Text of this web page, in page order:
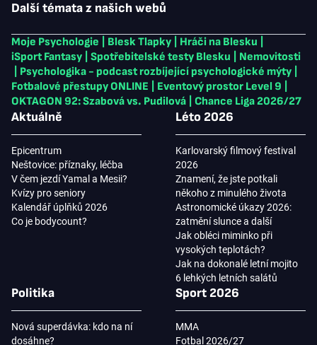
Další témata z našich webů
Moje Psychologie Blesk Tlapky Hráči na Blesku
iSport Fantasy
Spotřebitelské testy Blesku
Nemovitosti
Psychologika - podcast rozbíjející psychologické mýty
Fotbalové přestupy ONLINE
Eventový prostor Level 9
OKTAGON 92: Szabová vs. Pudilová
Chance Liga 2026/27
Aktuálně
Epicentrum
Neštovice: příznaky, léčba
V čem jezdí Yamal a Mesii?
Kvízy pro seniory
Kalendář úplňků 2026
Co je bodycount?
Léto 2026
Karlovarský filmový festival
2026
Znamení, že jste potkali
někoho z minulého života
Astronomické úkazy 2026:
zatmění slunce a další
Jak obléci miminko při
vysokých teplotách?
Jak na dokonalé letní mojito
6 lehkých letních salátů
Politika
Nová superdávka: kdo na ní
dosáhne?
Sport 2026
MMA
Fotbal 2026/27